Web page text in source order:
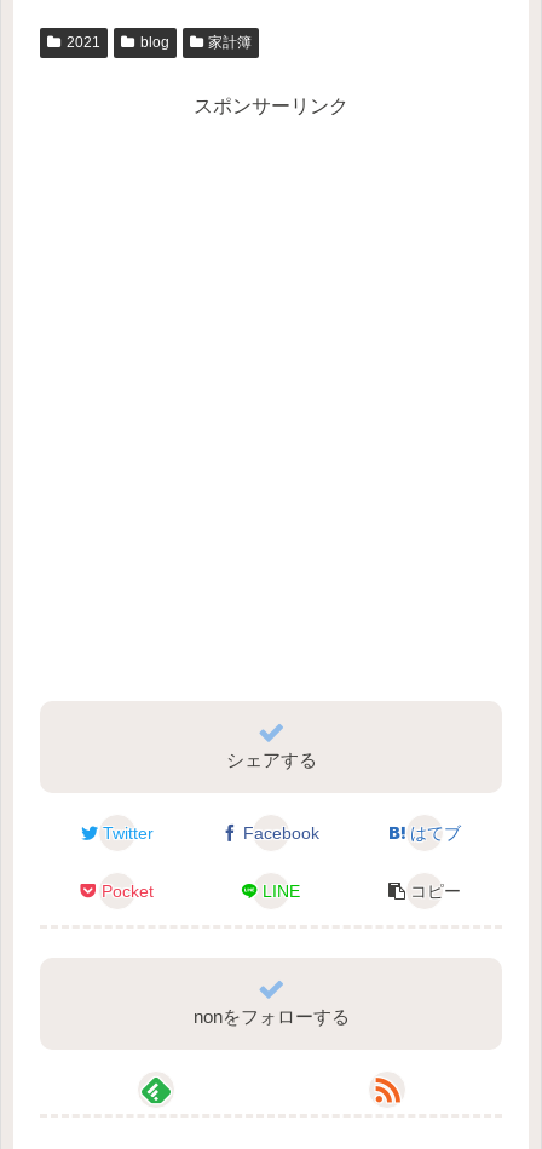
2021 blog 家計簿
スポンサーリンク
シェアする
Twitter Facebook はてブ
Pocket LINE コピー
nonをフォローする